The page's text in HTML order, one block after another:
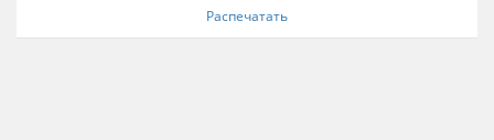
Распечатать